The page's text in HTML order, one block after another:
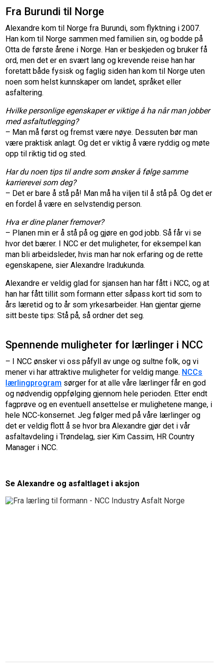
Fra Burundi til Norge
Alexandre kom til Norge fra Burundi, som flyktning i 2007.
Han kom til Norge sammen med familien sin, og bodde på
Otta de første årene i Norge. Han er beskjeden og bruker få
ord, men det er en svært lang og krevende reise han har
foretatt både fysisk og faglig siden han kom til Norge uten
noen som helst kunnskaper om landet, språket eller
asfaltering.
Hvilke personlige egenskaper er viktige å ha når man jobber
med asfaltutlegging?
– Man må først og fremst være nøye. Dessuten bør man
være praktisk anlagt. Og det er viktig å være ryddig og møte
opp til riktig tid og sted.
Har du noen tips til andre som ønsker å følge samme
karrierevei som deg?
– Det er bare å stå på! Man må ha viljen til å stå på. Og det er
en fordel å være en selvstendig person.
Hva er dine planer fremover?
– Planen min er å stå på og gjøre en god jobb. Så får vi se
hvor det bærer. I NCC er det muligheter, for eksempel kan
man bli arbeidsleder, hvis man har nok erfaring og de rette
egenskapene, sier Alexandre Iradukunda.
Alexandre er veldig glad for sjansen han har fått i NCC, og at
han har fått tillit som formann etter såpass kort tid som to
års læretid og to år som yrkesarbeider. Han gjentar gjerne
sitt beste tips: Stå på, så ordner det seg.
Spennende muligheter for lærlinger i NCC
– I NCC ønsker vi oss påfyll av unge og sultne folk, og vi
mener vi har attraktive muligheter for veldig mange. NCCs
lærlingprogram sørger for at alle våre lærlinger får en god
og nødvendig oppfølging gjennom hele perioden. Etter endt
fagprøve og en eventuell ansettelse er mulighetene mange, i
hele NCC-konsernet. Jeg følger med på våre lærlinger og
det er veldig flott å se hvor bra Alexandre gjør det i vår
asfaltavdeling i Trøndelag, sier Kim Cassim, HR Country
Manager i NCC.
Se Alexandre og asfaltlaget i aksjon